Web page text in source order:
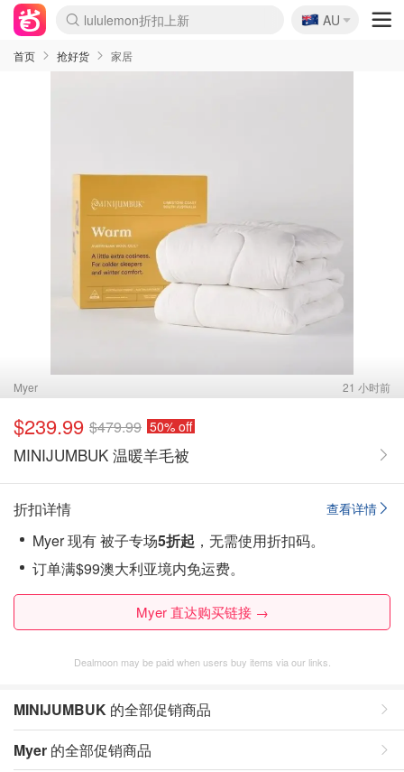
Sasa美妆护肤3.5折
SSENSE年中2.5折
FreshBeauty好价汇总
Cettire降价+叠9折
WWS Coles超市实拍
viagogo二手票捡漏
Myer超级周末
The Outnet奢牌1折起
David Jones 3折起
Flannels大牌1折
Perfumes Club护肤1折
AMIRO面罩$251
Amazon折扣汇总
eToro入金$200送$50
Amazon数码好物
ICONIC本周7.5折
ThedoubleF高奢地板价
Moose Knuckles 6折
丝芙兰5折起
EUFY摄像头$98
Selenichast首饰2折
Trip机票酒店促销
YSL送5件彩妆礼
Amazon家居好物
Amazon美妆护肤
雅漾大喷$8
过敏原检测盒$33
伊索独家赠50ml沐浴露
科颜氏高保湿面霜$29
SEALIFE海洋馆门票6折
丝塔芙大白罐$16
订阅Newsletter送香薰
Cult Beauty 6.8折
Harrods圣诞日历$525
LN-CC奢牌私促3折
d'Alba空姐喷雾$16
EVE LOM套装£56
Bernardelli独家4折
Adore Beauty 6折起
CT圣诞日历
Mytheresa奢品2.7折
Luxury Escapes 9折
Currentbody美容仪$881
MOON Garden Live
Roborock扫地机$649
Tingo Life水杯$24
Valentino官网5折
CR洗护套装$23
修丽可4件套$159
Myer彩妆2件7折
GANNI官网4.5折
Stylevana韩妆4折
Tessabit高奢8.5折
OGX洗发水$11
Amazon阿德莱德次日达
卡诗8.5折+赠礼
Philips Hue灯具8折
🇦🇺
AU
首页 抢好货 家居
Myer 21 小时前
$239.99 $479.99 50% off
MINIJUMBUK 温暖羊毛被
查看详情
折扣详情
Myer 现有 被子专场5折起 ，无需使用折扣码。
订单满$99澳大利亚境内免运费。
Myer 直达购买链接 →
Dealmoon may be paid when users buy items via our links.
MINIJUMBUK 的全部促销商品
Myer 的全部促销商品